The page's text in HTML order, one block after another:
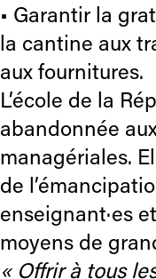
• Garantir la
la cantine aux
aux fournitures.
L’école de la
abandonnée
managériales.
de
enseignant·es
moyens de
« Offrir à tous